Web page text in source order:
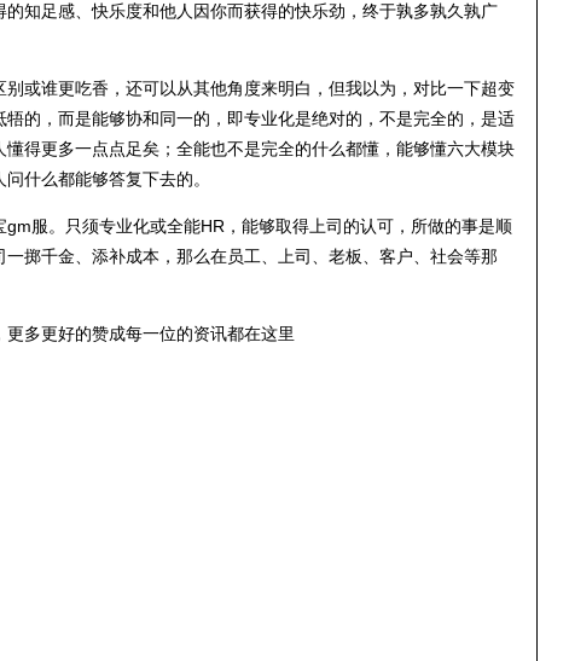
知足感、快乐度和他人因你而获得的快乐劲，终于孰多孰久孰广
或谁更吃香，还可以从其他角度来明白，但我以为，对比一下超变
的，而是能够协和同一的，即专业化是绝对的，不是完全的，是适
得更多一点点足矣；全能也不是完全的什么都懂，能够懂六大模块
什么都能够答复下去的。
服。只须专业化或全能HR，能够取得上司的认可，所做的事是顺
掷千金、添补成本，那么在员工、上司、老板、客户、社会等那
多更好的赞成每一位的资讯都在这里